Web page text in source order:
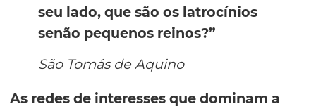
seu lado, que são os latrocínios
senão pequenos reinos?”
São Tomás de Aquino
As redes de interesses que dominam a